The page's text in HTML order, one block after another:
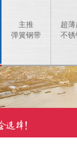
主推
弹簧钢带
超
不锈